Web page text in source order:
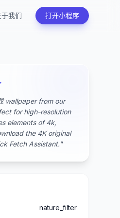
于我们 打开小程序
wallpaper from our
for high-resolution
elements of 4k,
the 4K original
Fetch Assistant."
nature_filter